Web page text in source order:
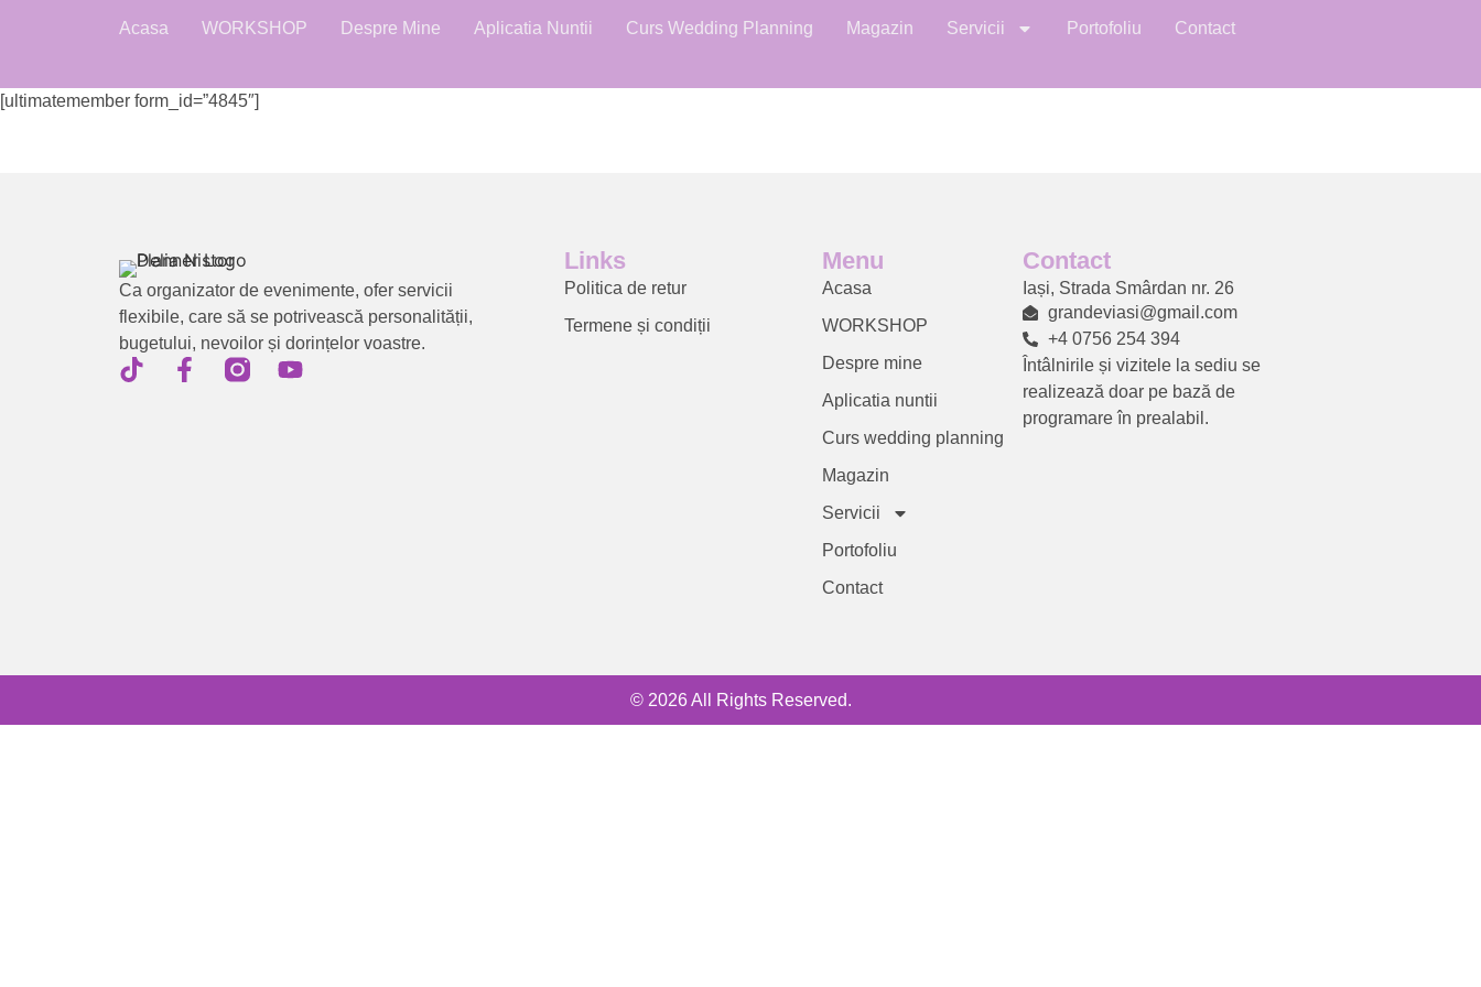
Acasa WORKSHOP Despre Mine Aplicatia Nuntii Curs Wedding Planning Magazin Servicii Portofoliu Contact
[ultimatemember form_id=”4845″]
Ca organizator de evenimente, ofer servicii
flexibile, care să se potrivească personalității,
bugetului, nevoilor și dorințelor voastre.
Links
Politica de retur
Termene și condiții
Menu
Acasa
WORKSHOP
Despre mine
Aplicatia nuntii
Curs wedding planning
Magazin
Servicii
Portofoliu
Contact
Contact
Iași, Strada Smârdan nr. 26
grandeviasi@gmail.com
+4 0756 254 394
Întâlnirile și vizitele la sediu se
realizează doar pe bază de
programare în prealabil.
© 2026 All Rights Reserved.